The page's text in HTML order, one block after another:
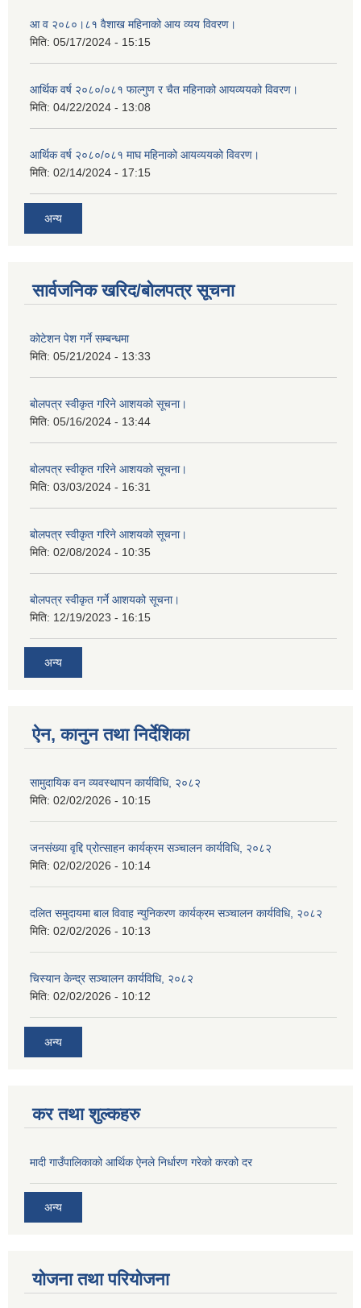
आ व २०८०।८१ वैशाख महिनाको आय व्यय विवरण।
मिति: 05/17/2024 - 15:15
आर्थिक वर्ष २०८०/०८१ फाल्गुण र चैत महिनाको आयव्ययको विवरण।
मिति: 04/22/2024 - 13:08
आर्थिक वर्ष २०८०/०८१ माघ महिनाको आयव्ययको विवरण।
मिति: 02/14/2024 - 17:15
अन्य
सार्वजनिक खरिद/बोलपत्र सूचना
कोटेशन पेश गर्ने सम्बन्धमा
मिति: 05/21/2024 - 13:33
बोलपत्र स्वीकृत गरिने आशयको सूचना।
मिति: 05/16/2024 - 13:44
बोलपत्र स्वीकृत गरिने आशयको सूचना।
मिति: 03/03/2024 - 16:31
बोलपत्र स्वीकृत गरिने आशयको सूचना।
मिति: 02/08/2024 - 10:35
बोलपत्र स्वीकृत गर्ने आशयको सूचना।
मिति: 12/19/2023 - 16:15
अन्य
ऐन, कानुन तथा निर्देशिका
सामुदायिक वन व्यवस्थापन कार्यविधि, २०८२
मिति: 02/02/2026 - 10:15
जनसंख्या वृद्दि प्रोत्साहन कार्यक्रम सञ्‍चालन कार्यविधि, २०८२
मिति: 02/02/2026 - 10:14
दलित समुदायमा बाल विवाह न्युनिकरण कार्यक्रम सञ्‍चालन कार्यविधि, २०८२
मिति: 02/02/2026 - 10:13
चिस्यान केन्द्र सञ्‍चालन कार्यविधि, २०८२
मिति: 02/02/2026 - 10:12
अन्य
कर तथा शुल्कहरु
मादी गाउँपालिकाको आर्थिक ऐनले निर्धारण गरेको करको दर
अन्य
योजना तथा परियोजना